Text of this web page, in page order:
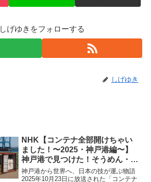
しげゆきをフォローする
しげゆき
NHK【コンテナ全部開けちゃい
ました！〜2025・神戸港編〜】
神戸港で見つけた！そうめん・釣
り針・旗ポール…日本の職人技が
世界で愛される理由｜2025年10
神戸港から世界へ、日本の技が運ぶ物語
2025年10月23日に放送された「コンテナ